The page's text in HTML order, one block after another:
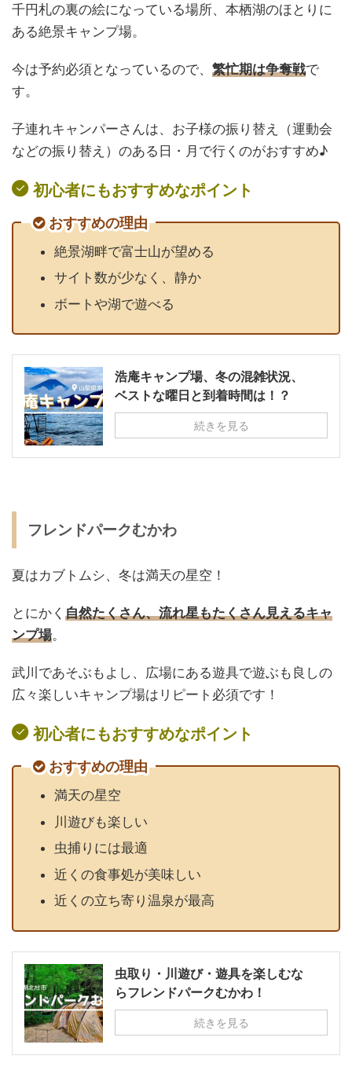
千円札の裏の絵になっている場所、本栖湖のほとりに
ある絶景キャンプ場。
今は予約必須となっているので、 繁忙期は争奪戦で
す。
子連れキャンパーさんは、お子様の振り替え（運動会
などの振り替え）のある日・月で行くのがおすすめ♪
初心者にもおすすめなポイント
おすすめの理由
絶景湖畔で富士山が望める
サイト数が少なく、静か
ボートや湖で遊べる
浩庵キャンプ場、冬の混雑状況、
ベストな曜日と到着時間は！？
続きを見る
フレンドパークむかわ
夏はカブトムシ、冬は満天の星空！
とにかく 自然たくさん、流れ星もたくさん見えるキャ
ンプ場。
武川であそぶもよし、広場にある遊具で遊ぶも良しの
広々楽しいキャンプ場はリピート必須です！
初心者にもおすすめなポイント
おすすめの理由
満天の星空
川遊びも楽しい
虫捕りには最適
近くの食事処が美味しい
近くの立ち寄り温泉が最高
虫取り・川遊び・遊具を楽しむな
らフレンドパークむかわ！
続きを見る